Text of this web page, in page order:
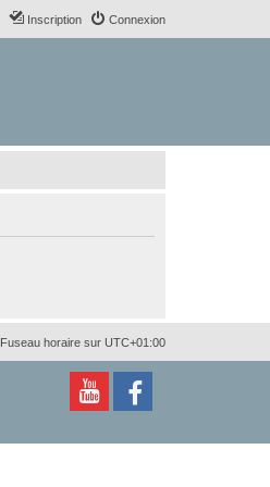
Connexion
Inscription
Fuseau horaire sur UTC+01:00